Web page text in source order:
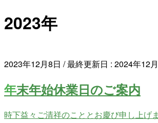
2023年
2023年12月8日 / 最終更新日 : 2024年12
年末年始休業日のご案内
時下益々ご清祥のこととお慶び申し上げ